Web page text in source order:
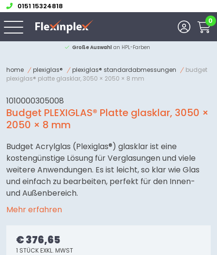
0151 15324818
0
Große Auswahl an HPL-Farben
home plexiglas® plexiglas® standardabmessungen
budget
plexiglas® platte glasklar, 3050 × 2050 × 8 mm
1010000305008
Budget PLEXIGLAS® Platte glasklar, 3050 ×
2050 × 8 mm
Budget Acrylglas (Plexiglas®) glasklar ist eine
kostengünstige Lösung für Verglasungen und viele
weitere Anwendungen. Es ist leicht, so klar wie Glas
und einfach zu bearbeiten, perfekt für den Innen-
und Außenbereich.
Mehr erfahren
€ 376,65
1 STÜCK EXKL. MWST